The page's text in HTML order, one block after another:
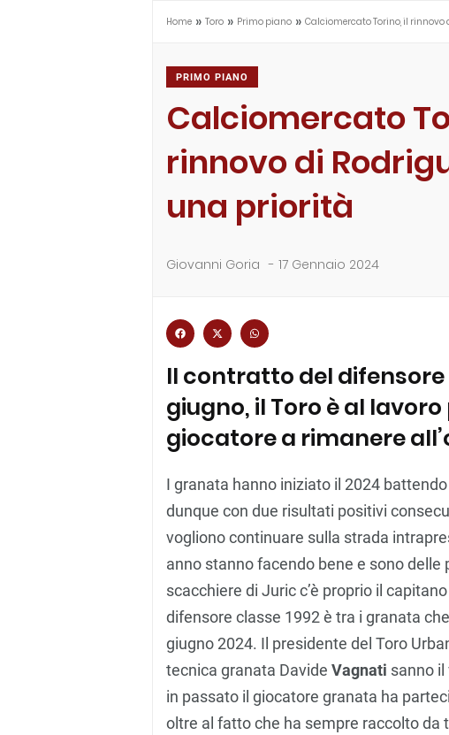
Home » Toro » Primo piano » Calciomercato Torino, il rinnovo
PRIMO PIANO
Calciomercato
rinnovo di
una priorità
Giovanni Goria - 17 Gennaio 2024
Il contratto del
giugno, il Toro è al
giocatore a rimanere
I granata hanno iniziato il 2024
dunque con due risultati positivi
vogliono continuare sulla strada
anno stanno facendo bene e sono delle
scacchiere di Juric c’è proprio il
difensore classe 1992 è tra i granata
giugno 2024. Il presidente del Toro
tecnica granata Davide Vagnati sanno
in passato il giocatore granata ha
oltre al fatto che ha sempre raccolto